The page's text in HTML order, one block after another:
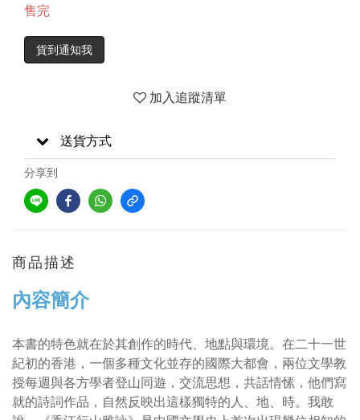
售完
貨到通知我
加入追蹤清單
送貨方式
分享到
商品描述
內容簡介
本書的特色就在於其創作的時代、地點與環境。在二十一世
紀初的香港，一個多種文化並存的國際大都會，兩位文學教
授每週與各方學者登山同遊，交流思想，共話情愫，他們寫
就的詩詞作品，自然反映出這樣獨特的人、地、時。我敢